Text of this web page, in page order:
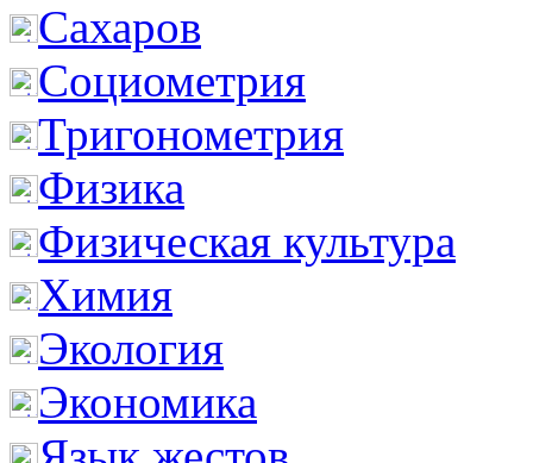
Сахаров
Социометрия
Тригонометрия
Физика
Физическая культура
Химия
Экология
Экономика